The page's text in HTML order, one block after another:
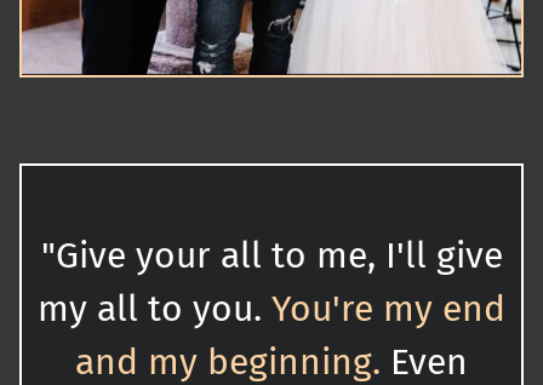
"Give your all to me, I'll give
my all to you. You're my end
and my beginning. Even